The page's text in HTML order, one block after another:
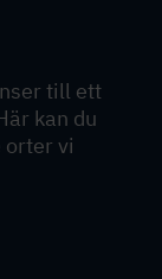
till ett
kan du
orter vi